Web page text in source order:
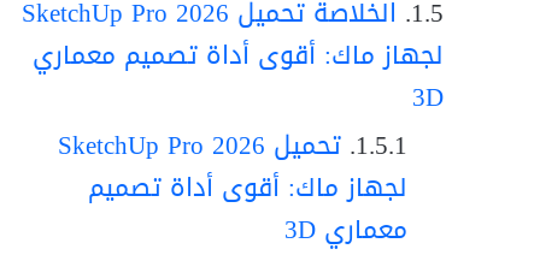
الخلاصة تحميل SketchUp Pro 2026
لجهاز ماك: أقوى أداة تصميم معماري
3D
تحميل SketchUp Pro 2026
لجهاز ماك: أقوى أداة تصميم
معماري 3D